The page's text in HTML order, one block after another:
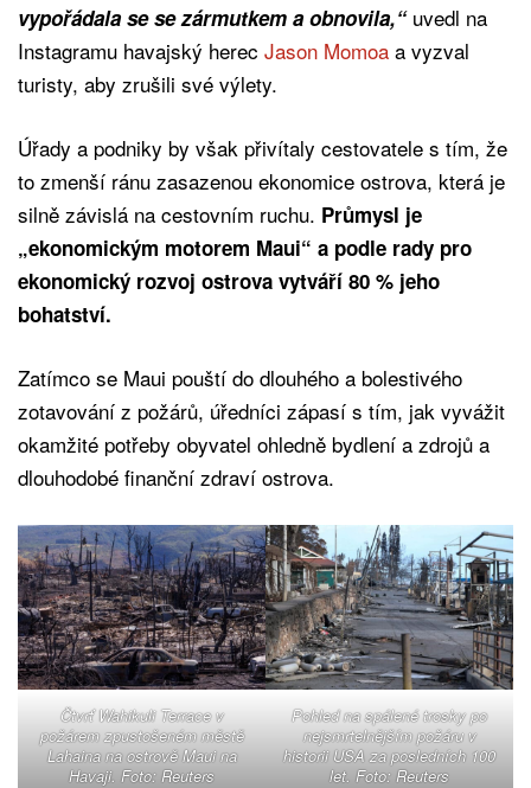
vypořádala se se zármutkem a obnovila,“uvedl na
Instagramu havajský herec Jason Momoa a vyzval
turisty, aby zrušili své výlety.
Úřady a podniky by však přivítaly cestovatele s tím, že
to zmenší ránu zasazenou ekonomice ostrova, která je
silně závislá na cestovním ruchu. Průmysl je
„ekonomickým motorem Maui“ a podle rady pro
ekonomický rozvoj ostrova vytváří 80 % jeho
bohatství.
Zatímco se Maui pouští do dlouhého a bolestivého
zotavování z požárů, úředníci zápasí s tím, jak vyvážit
okamžité potřeby obyvatel ohledně bydlení a zdrojů a
dlouhodobé finanční zdraví ostrova.
Čtvrť Wahikuli Terrace v
požárem zpustošeném městě
Lahaina na ostrově Maui na
Havaji. Foto: Reuters
Pohled na spálené trosky po
nejsmrtelnějším požáru v
historii USA za posledních 100
let. Foto: Reuters